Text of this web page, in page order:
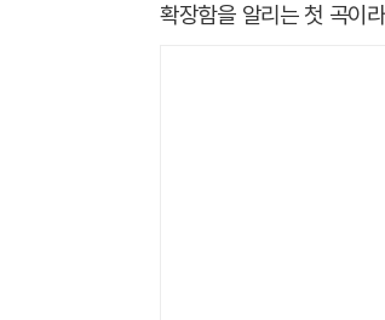
확장함을 알리는 첫 곡이